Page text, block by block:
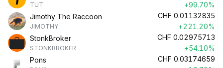
TUT
+99.70%
Jimothy The Raccoon
JIMOTHY
CHF 0.01132835
+221.20%
StonkBroker
STONKBROKER
CHF 0.02975713
+54.10%
Pons
CHF 0.03174659